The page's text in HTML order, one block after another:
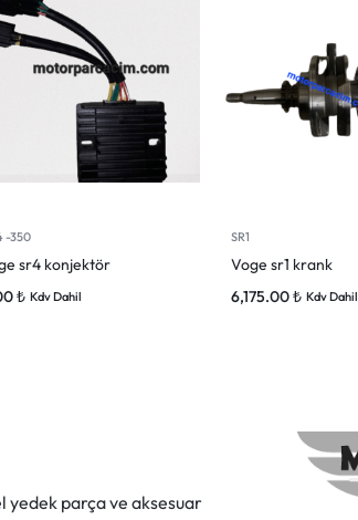
-350
sr4 konjektör
₺ Kdv Dahil
SR1
Voge sr1 krank
6,175.00₺ Kdv Dahil
parça ve aksesuar